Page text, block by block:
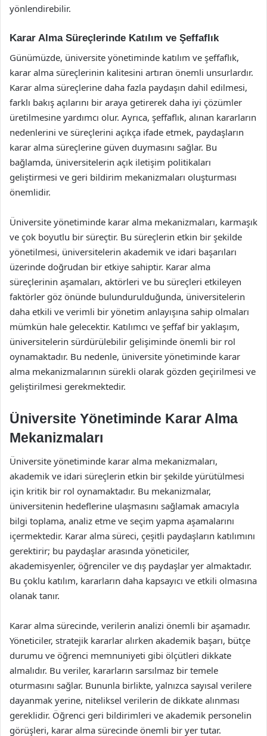
yönlendirebilir.
Karar Alma Süreçlerinde Katılım ve Şeffaflık
Günümüzde, üniversite yönetiminde katılım ve şeffaflık,
karar alma süreçlerinin kalitesini artıran önemli unsurlardır.
Karar alma süreçlerine daha fazla paydaşın dahil edilmesi,
farklı bakış açılarını bir araya getirerek daha iyi çözümler
üretilmesine yardımcı olur. Ayrıca, şeffaflık, alınan kararların
nedenlerini ve süreçlerini açıkça ifade etmek, paydaşların
karar alma süreçlerine güven duymasını sağlar. Bu
bağlamda, üniversitelerin açık iletişim politikaları
geliştirmesi ve geri bildirim mekanizmaları oluşturması
önemlidir.
Üniversite yönetiminde karar alma mekanizmaları, karmaşık
ve çok boyutlu bir süreçtir. Bu süreçlerin etkin bir şekilde
yönetilmesi, üniversitelerin akademik ve idari başarıları
üzerinde doğrudan bir etkiye sahiptir. Karar alma
süreçlerinin aşamaları, aktörleri ve bu süreçleri etkileyen
faktörler göz önünde bulundurulduğunda, üniversitelerin
daha etkili ve verimli bir yönetim anlayışına sahip olmaları
mümkün hale gelecektir. Katılımcı ve şeffaf bir yaklaşım,
üniversitelerin sürdürülebilir gelişiminde önemli bir rol
oynamaktadır. Bu nedenle, üniversite yönetiminde karar
alma mekanizmalarının sürekli olarak gözden geçirilmesi ve
geliştirilmesi gerekmektedir.
Üniversite Yönetiminde Karar Alma
Mekanizmaları
Üniversite yönetiminde karar alma mekanizmaları,
akademik ve idari süreçlerin etkin bir şekilde yürütülmesi
için kritik bir rol oynamaktadır. Bu mekanizmalar,
üniversitenin hedeflerine ulaşmasını sağlamak amacıyla
bilgi toplama, analiz etme ve seçim yapma aşamalarını
içermektedir. Karar alma süreci, çeşitli paydaşların katılımını
gerektirir; bu paydaşlar arasında yöneticiler,
akademisyenler, öğrenciler ve dış paydaşlar yer almaktadır.
Bu çoklu katılım, kararların daha kapsayıcı ve etkili olmasına
olanak tanır.
Karar alma sürecinde, verilerin analizi önemli bir aşamadır.
Yöneticiler, stratejik kararlar alırken akademik başarı, bütçe
durumu ve öğrenci memnuniyeti gibi ölçütleri dikkate
almalıdır. Bu veriler, kararların sarsılmaz bir temele
oturmasını sağlar. Bununla birlikte, yalnızca sayısal verilere
dayanmak yerine, niteliksel verilerin de dikkate alınması
gereklidir. Öğrenci geri bildirimleri ve akademik personelin
görüşleri, karar alma sürecinde önemli bir yer tutar.